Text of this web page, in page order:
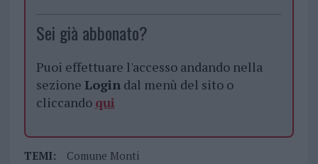
Sei già abbonato?
Puoi effettuare l'accesso andando nella
sezione Logindal menù del sito o
cliccando qui
TEMI: Comune Monti